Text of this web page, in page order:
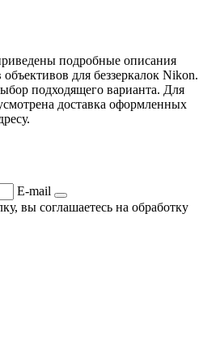
подробные описания
для беззеркалок Nikon.
подходящего варианта. Для
доставка оформленных
E-mail
вы соглашаетесь на обработку